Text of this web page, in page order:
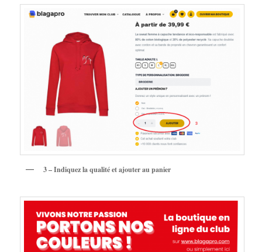
3 – Indiquez la qualité et ajouter au panier